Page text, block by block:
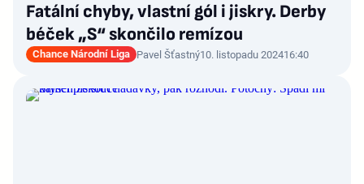
Fatální chyby, vlastní gól i jiskry. Derby
béček „S“ skončilo remízou
Chance Národní Liga Pavel Šťastný10. listopadu 202416:40